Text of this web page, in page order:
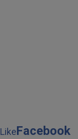
LikeFacebook